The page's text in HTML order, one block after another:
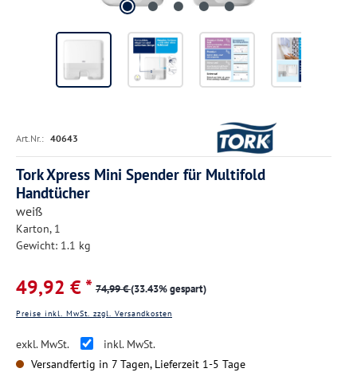
Art.Nr.: 40643
Tork Xpress Mini Spender für Multifold
Handtücher
weiß
Karton, 1
Gewicht: 1.1 kg
49,92 € * 74,99 €(33.43% gespart)
Preise inkl. MwSt. zzgl. Versandkosten
exkl. MwSt.
inkl. MwSt.
Versandfertig in 7 Tagen, Lieferzeit 1-5 Tage